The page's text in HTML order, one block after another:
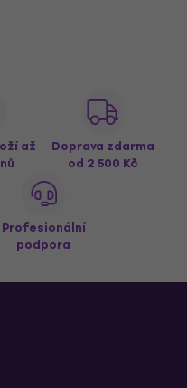
až
Doprava zdarma
od 2 500 Kč
Profesionální
podpora